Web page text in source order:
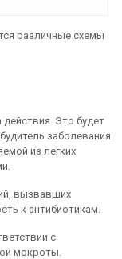
различные схемы
Это будет
заболевания
из легких
вызвавших
к антибиотикам.
с
мокроты.